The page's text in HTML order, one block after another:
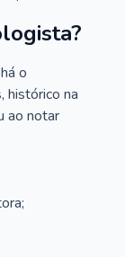
o
histórico na
ao notar